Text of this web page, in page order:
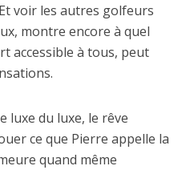
voir les autres golfeurs
montre encore à quel
accessible à tous, peut
luxe du luxe, le rêve
ce que Pierre appelle la
quand même